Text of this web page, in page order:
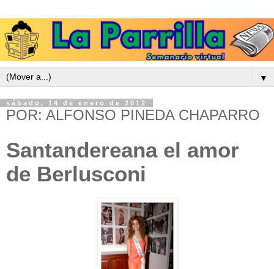
▼
sábado, 14 de enero de 2012
POR: ALFONSO PINEDA CHAPARRO
Santandereana el amor
de Berlusconi